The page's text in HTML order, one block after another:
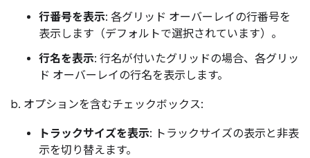
行番号を表示: 各グリッド オーバーレイの行番号を
表示します（デフォルトで選択されています）。
行名を表示: 行名が付いたグリッドの場合、各グリッ
ド オーバーレイの行名を表示します。
b. オプションを含むチェックボックス:
トラックサイズを表示: トラックサイズの表示と非表
示を切り替えます。